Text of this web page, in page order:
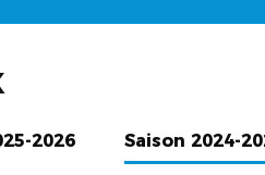
2026 Saison 2024-